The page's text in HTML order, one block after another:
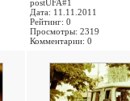
postUFA#1
Дата: 11.11.2011
Рейтинг: 0
Просмотры: 2319
Комментарии: 0